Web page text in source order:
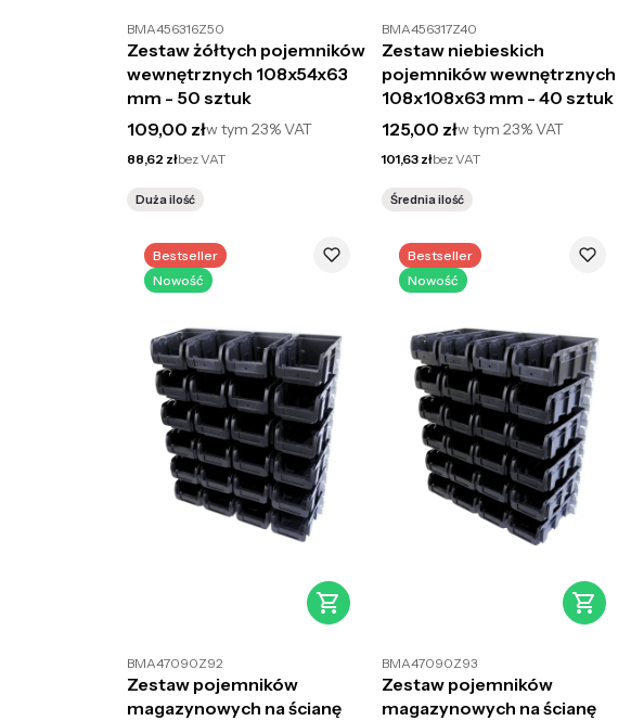
BMA456316Z50
Zestaw żółtych pojemników
wewnętrznych 108x54x63
mm - 50 sztuk
Cena brutto
109,00 złw tym 23%VAT
Cena netto
88,62 złbez VAT
Duża ilość
BMA456317Z40
Zestaw niebieskich
pojemników wewnętrznych
108x108x63 mm - 40 sztuk
Cena brutto
125,00 złw tym23%VAT
Cena netto
101,63 złbez VAT
Średnia ilość
Bestseller
Nowość
BMA47090Z92
Zestaw pojemników
magazynowych na ścianę
Bestseller
Nowość
BMA47090Z93
Zestaw pojemników
magazynowych na ścianę